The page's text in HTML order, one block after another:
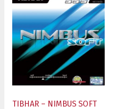
TIBHAR – NIMBUS SOFT